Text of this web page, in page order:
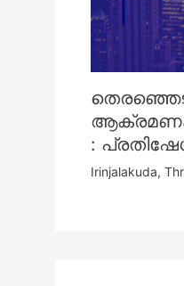
ആക്രമണം
:
Irinjalakuda,